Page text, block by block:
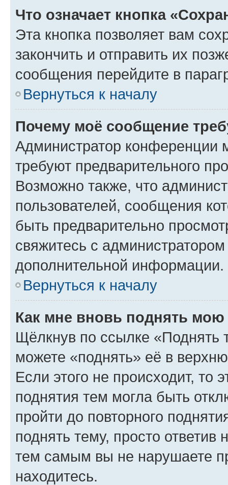
Что означает кнопка
Эта кнопка позволяет вам
закончить и отправить их
сообщения перейдите в
Вернуться к началу
Почему моё сообщение
Администратор конференции
требуют предварительного
Возможно также, что
пользователей, сообщения
быть предварительно
свяжитесь с
дополнительной информации.
Вернуться к началу
Как мне вновь поднять мою
Щёлкнув по ссылке «Поднять
можете «поднять» её в
Если этого не происходит, то
поднятия тем могла быть
пройти до повторного
поднять тему, просто ответив
тем самым вы не нарушаете
находитесь.